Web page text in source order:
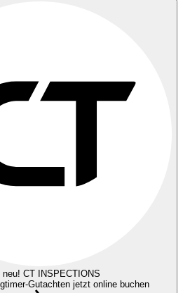
CT INSPECTIONS
Gutachten jetzt online buchen